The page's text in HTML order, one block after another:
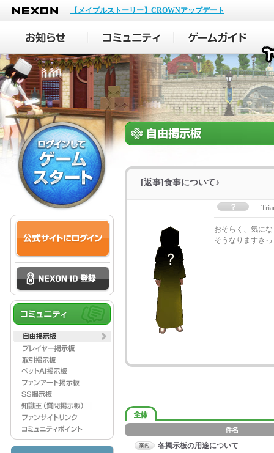
NEXON
【メイプルストーリー】CROWNアップデート
[返事]食事について♪
おそらく、気に
そうなりますき
各掲示板の用途について